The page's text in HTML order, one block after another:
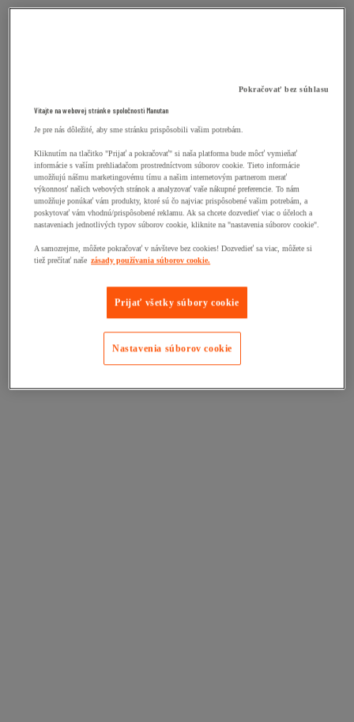
Pokračovať bez súhlasu
Vitajte na webovej stránke spoločnosti Manutan
Je pre nás dôležité, aby sme stránku prispôsobili vašim potrebám.
Kliknutím na tlačitko "Prijať a pokračovať" si naša platforma bude môcť vymieňať
informácie s vaším prehliadačom prostredníctvom súborov cookie. Tieto informácie
umožňujú nášmu marketingovému tímu a našim internetovým partnerom merať
výkonnosť našich webových stránok a analyzovať vaše nákupné preferencie. To nám
umožňuje ponúkať vám produkty, ktoré sú čo najviac prispôsobené vašim potrebám, a
poskytovať vám vhodnú/prispôsobené reklamu. Ak sa chcete dozvedieť viac o účeloch a
nastaveniach jednotlivých typov súborov cookie, kliknite na "nastavenia súborov cookie".
A samozrejme, môžete pokračovať v návšteve bez cookies! Dozvedieť sa viac, môžete si
tiež prečítať naše zásady používania súborov cookie.
Prijať všetky súbory cookie
Nastavenia súborov cookie